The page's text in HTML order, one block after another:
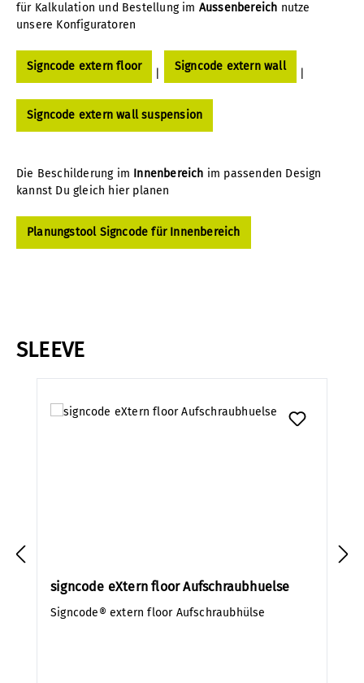
für Kalkulation und Bestellung im Aussenbereich nutze
unsere Konfiguratoren
Signcode extern floor Signcode extern wall
Signcode extern wall suspension
Die Beschilderung im Innenbereich im passenden Design
kannst Du gleich hier planen
Planungstool Signcode für Innenbereich
SLEEVE
signcode eXtern floor Aufschraubhuelse
Signcode® extern floor Aufschraubhülse